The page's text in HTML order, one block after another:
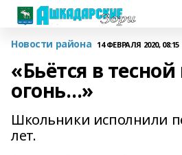
Новости района 14 ФЕВРАЛЯ 2020, 08:15
«Бьётся в
огонь…»
Школьники исполнили
лет.